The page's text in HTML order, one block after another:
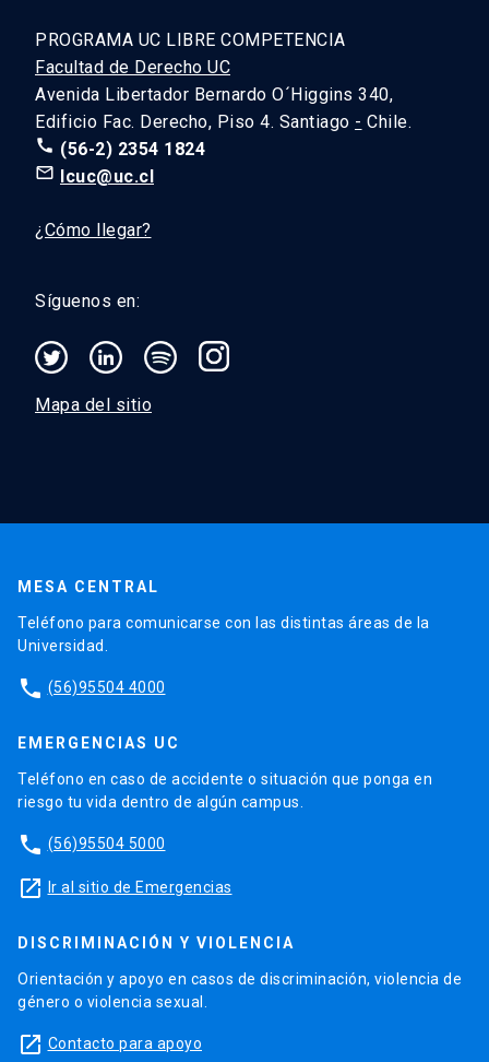
PROGRAMA UC LIBRE COMPETENCIA
Facultad de Derecho UC
Avenida Libertador Bernardo O´Higgins 340,
Edificio Fac. Derecho, Piso 4. Santiago - Chile.
call (56-2) 2354 1824
mail_outline lcuc@uc.cl
¿Cómo llegar?
Síguenos en:
Mapa del sitio
MESA CENTRAL
Teléfono para comunicarse con las distintas áreas de la
Universidad.
phone (56)95504 4000
EMERGENCIAS UC
Teléfono en caso de accidente o situación que ponga en
riesgo tu vida dentro de algún campus.
phone (56)95504 5000
launch Ir al sitio de Emergencias
DISCRIMINACIÓN Y VIOLENCIA
Orientación y apoyo en casos de discriminación, violencia de
género o violencia sexual.
launch Contacto para apoyo